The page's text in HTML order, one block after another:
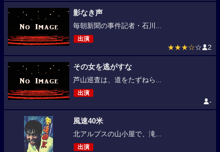
影なき声
毎朝新聞の事件記者・石川...
出演
★★★☆☆ 2
その女を逃がすな
芦山巡査は、道をたずねら...
出演
-
風速40米
北アルプスの山小屋で、滝...
出演